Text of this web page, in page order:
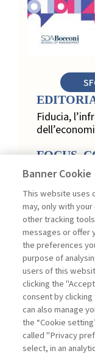
Fiducia,
FOCUS.
Relazione,
loyalty nel
Emanuele
Evidenze
retail:
Testa
Touchpoint
digitale: un
relazione
Banner Cookie
This website uses
may, only with
other tracking
messages or offer
the preferences
purpose of
users of this
clicking the
consent by
can also manage
the “Cookie
called "Privacy
select, in an